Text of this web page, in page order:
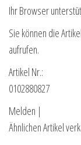
Ihr Browser
Sie können die
aufrufen.
Artikel Nr.:
0102880827
Melden |
Ähnlichen Artikel